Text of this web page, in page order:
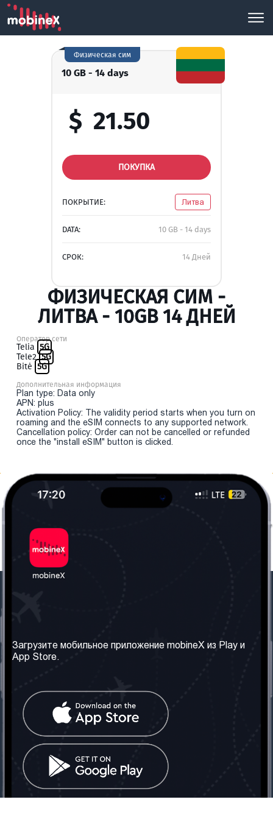
10 GB - 14 days
Физическая сим
$ 21.50
ПОКУПКА
ПОКРЫТИЕ: Литва
DATA: 10 GB - 14 days
СРОК: 14 Дней
ФИЗИЧЕСКАЯ СИМ -
ЛИТВА - 10GB 14 ДНЕЙ
Оператор сети
Telia 5G
Tele2 5G
Bitė 5G
Дополнительная информация
Plan type: Data only
APN: plus
Activation Policy: The validity period starts when you turn on
roaming and the eSIM connects to any supported network.
Cancellation policy: Order can not be cancelled or refunded
once the "install eSIM" button is clicked.
Наши сервисы
Правила и Условия
Часто задаваемые
вопросы
Контакт
Грузия: Тбилиси
Телефон: +442030340050
Email:info@mobinex.com
Социальные сети
Загрузите мобильное приложение mobineX из Play и
App Store.